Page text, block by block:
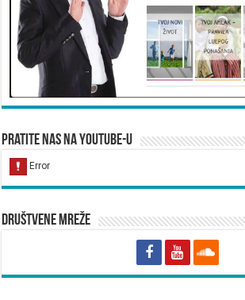
Pratite nas na YouTube-u
Društvene mreže